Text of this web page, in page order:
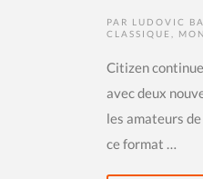
PAR LUDOVIC
CLASSIQUE
Citizen
avec deux
les amateurs
ce format …